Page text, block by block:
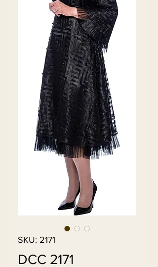
SKU: 2171
DCC 2171